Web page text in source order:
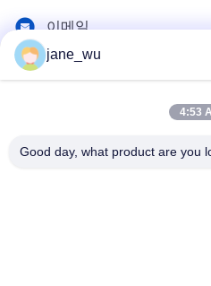
이메일
jane_wu@crystro.com
주소
176번, Yuner Rd, Yunhai
jane_wu
4:53
Good day, what product are you